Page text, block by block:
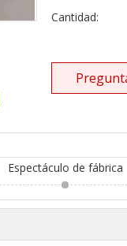
Cantidad:
Espectáculo de fábrica